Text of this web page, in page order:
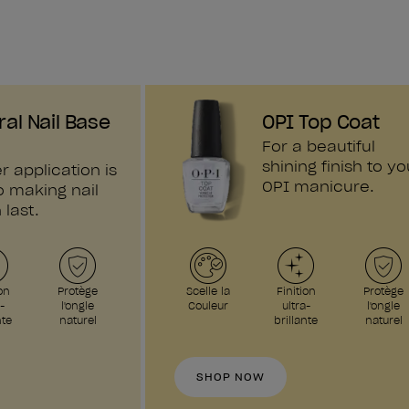
Nail Base
application is
making nail
last.
Protège
l'ongle
naturel
OPI Top Coat
For a beautiful
shining finish to
OPI manicure.
Scelle la
Couleur
Finition
ultra-
brillante
Protège
l'ongle
naturel
SHOP NOW